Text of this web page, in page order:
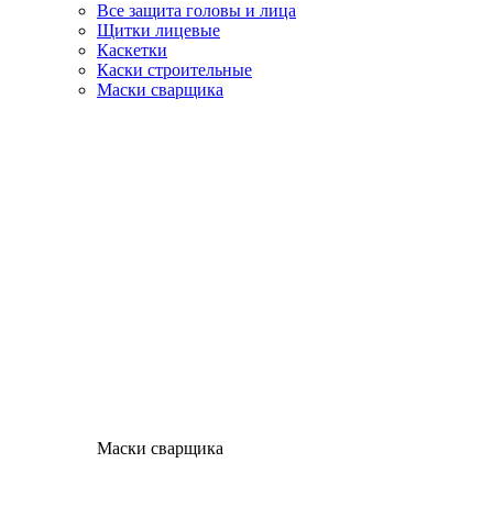
Все защита головы и лица
Щитки лицевые
Каскетки
Каски строительные
Маски сварщика
Маски сварщика